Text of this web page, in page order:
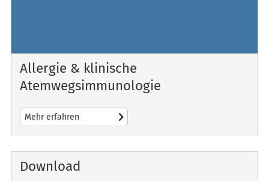
Allergie & klinische
Atemwegsimmunologie
Mehr erfahren
Download